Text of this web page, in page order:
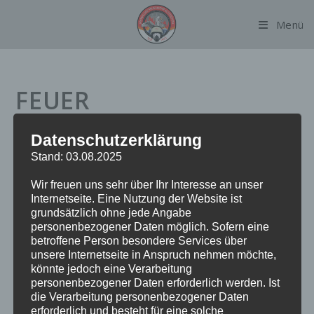
Menü
FEUER
BRANDMELDEANLAGE
Datum:5. Februar 2023 um 10:55 Uhr
Alarmierungsart:TME
Einsatzart:FEUBMA
Einsatzort:Kapstadtring
Fahrzeuge:FF Alsterdorf
Weitere Kräfte:BF Alsterdorf, Polizei
Datenschutzerklärung
Stand: 03.08.2025
Wir freuen uns sehr über Ihr Interesse an unser
Internetseite. Eine Nutzung der Website ist
grundsätzlich ohne jede Angabe
personenbezogener Daten möglich. Sofern eine
betroffene Person besondere Services über
unsere Internetseite in Anspruch nehmen möchte,
könnte jedoch eine Verarbeitung
personenbezogener Daten erforderlich werden. Ist
die Verarbeitung personenbezogener Daten
erforderlich und besteht für eine solche